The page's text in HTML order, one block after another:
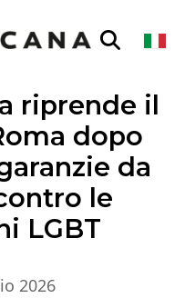
riprende il
dopo
da
le
LGBT
2026